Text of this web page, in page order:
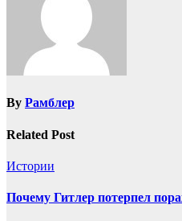
By Рамблер
Related Post
Истории
Почему Гитлер потерпел